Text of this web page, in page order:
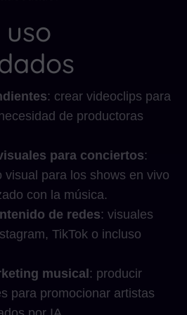
uso
: crear videoclips para
de productoras
para conciertos:
visual para los shows en vivo
con la música.
de redes: visuales
TikTok o incluso
musical : producir
para promocionar artistas